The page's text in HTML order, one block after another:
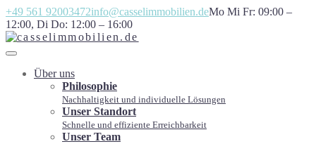
+49 561 92003472info@casselimmobilien.deMo Mi Fr: 09:00 –
12:00, Di Do: 12:00 – 16:00
Über uns
Philosophie
Nachhaltigkeit und individuelle Lösungen
Unser Standort
Schnelle und effiziente Erreichbarkeit
Unser Team